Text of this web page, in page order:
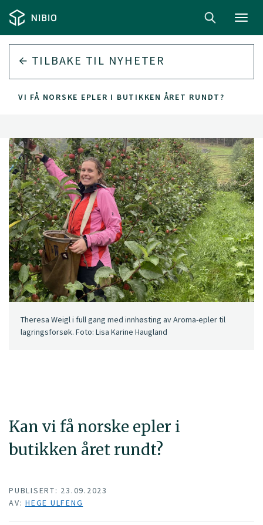
TILBAKE TIL NYHETER
VI FÅ NORSKE EPLER I BUTIKKEN ÅRET RUNDT?
Kan vi få norske epler i
butikken året rundt?
Theresa Weigl i full gang med innhøsting av Aroma-epler til
lagringsforsøk. Foto: Lisa Karine Haugland
PUBLISERT: 23.09.2023
AV: HEGE ULFENG